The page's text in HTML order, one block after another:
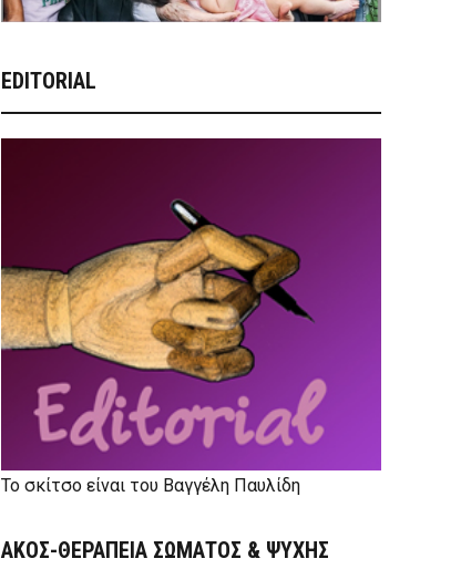
EDITORIAL
Το σκίτσο είναι του Βαγγέλη Παυλίδη
ΑΚΟΣ-ΘΕΡΑΠΕΙΑ ΣΩΜΑΤΟΣ & ΨΥΧΗΣ